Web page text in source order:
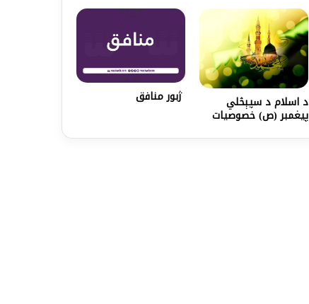
د اسلام د سپېڅلي
پيغمبر (ص) خصوصيات
ژبور منافق